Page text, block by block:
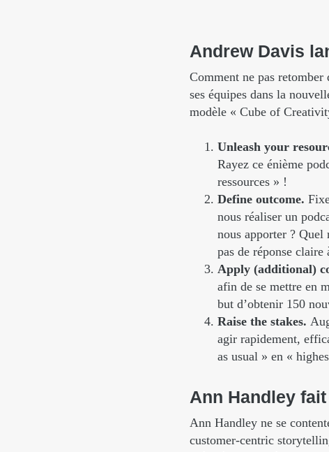
Andrew Davis
Comment ne pas retomber
ses équipes dans la
modèle « Cube of
Unleash your
Rayez ce énième
ressources » !
Define outcome.
nous réaliser un
nous apporter ? Quel
pas de réponse
Apply (additional)
afin de se mettre en
but d’obtenir 150
Raise the stakes.
agir rapidement,
as usual » en «
Ann Handley fait
Ann Handley ne se
customer-centric